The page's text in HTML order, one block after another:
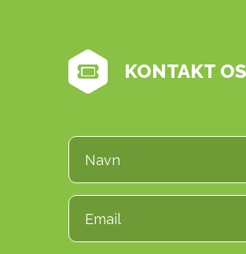
KONTAKT OS